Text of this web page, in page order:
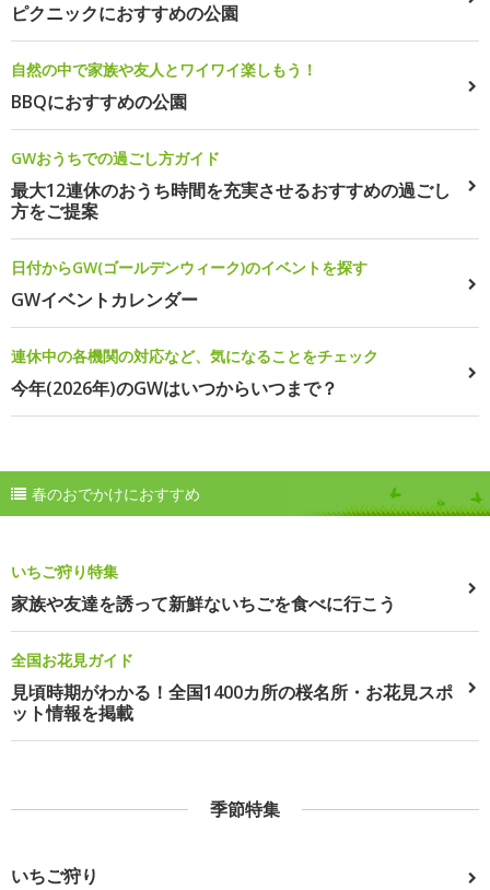
ピクニックにおすすめの公園
自然の中で家族や友人とワイワイ楽しもう！
BBQにおすすめの公園
GWおうちでの過ごし方ガイド
最大12連休のおうち時間を充実させるおすすめの過ごし
方をご提案
日付からGW(ゴールデンウィーク)のイベントを探す
GWイベントカレンダー
連休中の各機関の対応など、気になることをチェック
今年(2026年)のGWはいつからいつまで？
春のおでかけにおすすめ
いちご狩り特集
家族や友達を誘って新鮮ないちごを食べに行こう
全国お花見ガイド
見頃時期がわかる！全国1400カ所の桜名所・お花見スポ
ット情報を掲載
季節特集
いちご狩り